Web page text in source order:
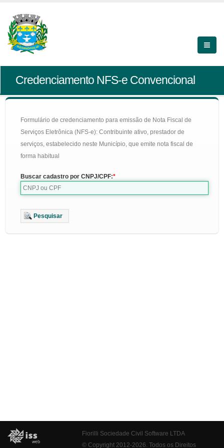
Credenciamento NFS-e Convencional
Formulário de credenciamento para emissão de Nota Fiscal de
Serviços Eletrônica (NFS-e): Contribuinte ativo, prestador de
serviços, estabelecido neste Município, que emite nota fiscal de
forma habitual
Buscar cadastro por CNPJ/CPF:
Pesquisar
Fiorilli Sociedade Civil Software LTDA
© Copyright 2012-2026. Todos os Direitos